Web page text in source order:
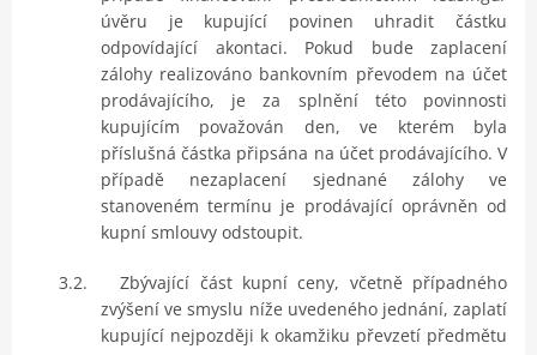
úvěru je kupující povinen uhradit částku
odpovídající akontaci. Pokud bude zaplacení
zálohy realizováno bankovním převodem na účet
prodávajícího, je za splnění této povinnosti
kupujícím považován den, ve kterém byla
příslušná částka připsána na účet prodávajícího. V
případě nezaplacení sjednané zálohy ve
stanoveném termínu je prodávající oprávněn od
kupní smlouvy odstoupit.
3.2.
Zbývající část kupní ceny, včetně případného
zvýšení ve smyslu níže uvedeného jednání, zaplatí
kupující nejpozději k okamžiku převzetí předmětu